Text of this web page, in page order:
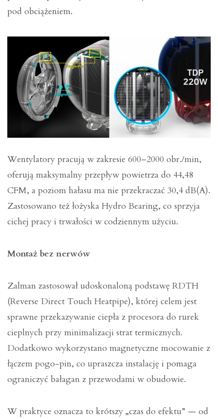
pod obciążeniem.
Wentylatory pracują w zakresie 600–2000 obr./min,
oferują maksymalny przepływ powietrza do 44,48
CFM, a poziom hałasu ma nie przekraczać 30,4 dB(A).
Zastosowano też łożyska Hydro Bearing, co sprzyja
cichej pracy i trwałości w codziennym użyciu.
Montaż bez nerwów
Zalman zastosował udoskonaloną podstawę RDTH
(Reverse Direct Touch Heatpipe), której celem jest
sprawne przekazywanie ciepła z procesora do rurek
cieplnych przy minimalizacji strat termicznych.
Dodatkowo wykorzystano magnetyczne mocowanie z
łączem pogo-pin, co upraszcza instalację i pomaga
ograniczyć bałagan z przewodami w obudowie.
W praktyce oznacza to krótszy „czas do efektu” — od